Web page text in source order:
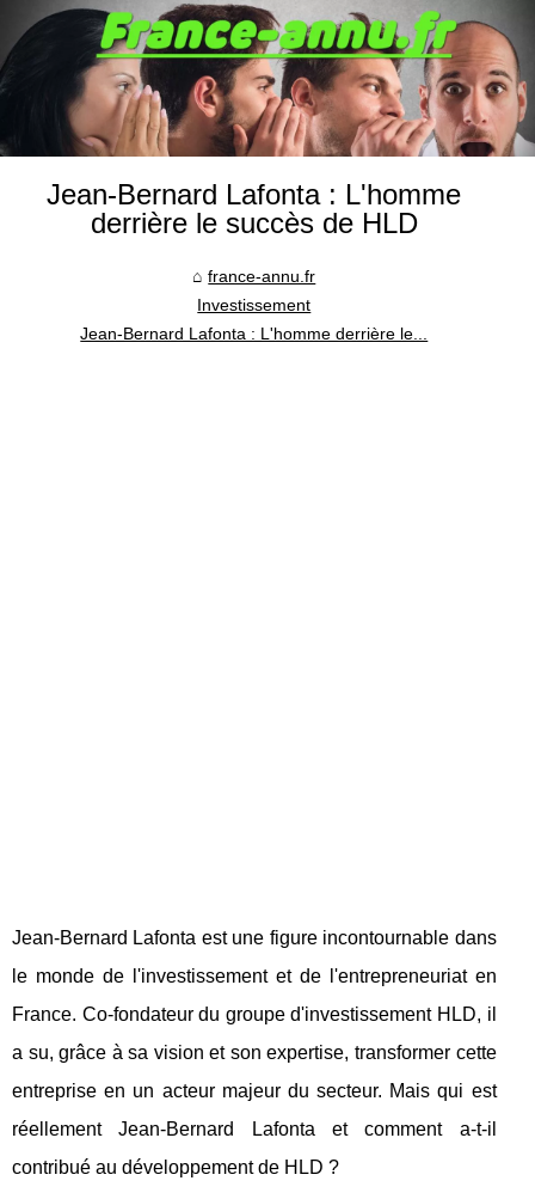
Jean-Bernard Lafonta : L'homme
derrière le succès de HLD
france-annu.fr
Investissement
Jean-Bernard Lafonta : L'homme derrière le...
Jean-Bernard Lafonta est une figure incontournable dans
le monde de l'investissement et de l'entrepreneuriat en
France. Co-fondateur du groupe d'investissement HLD, il
a su, grâce à sa vision et son expertise, transformer cette
entreprise en un acteur majeur du secteur. Mais qui est
réellement Jean-Bernard Lafonta et comment a-t-il
contribué au développement de HLD ?